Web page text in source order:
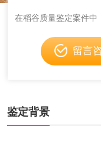
在稻谷质量鉴定案件中
留言
鉴定背景